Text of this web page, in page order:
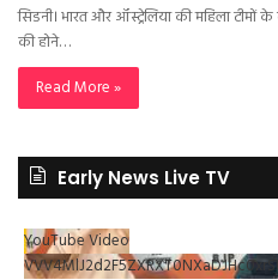
सिडनी। भारत और ऑस्ट्रेलिया की महिला
की होने…
Read More »
Early News Live TV
YouTube Video